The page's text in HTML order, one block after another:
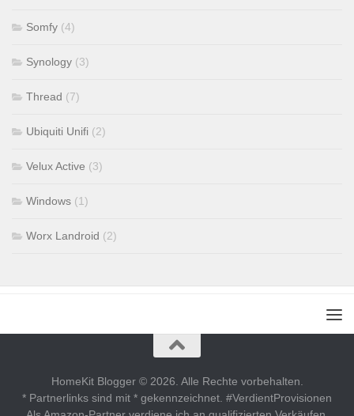
Somfy (4)
Synology (3)
Thread (7)
Ubiquiti Unifi (2)
Velux Active (3)
Windows (1)
Worx Landroid (2)
HomeKit Blogger © 2026. Alle Rechte vorbehalten.
* Partnerlinks sind mit * gekennzeichnet. #VerdientProvisionen